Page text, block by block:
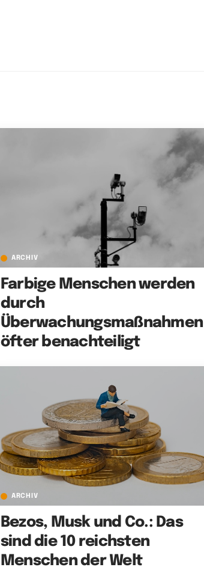
ARCHIV
Farbige Menschen werden
durch
Überwachungsmaßnahmen
öfter benachteiligt
ARCHIV
Bezos, Musk und Co.: Das
sind die 10 reichsten
Menschen der Welt